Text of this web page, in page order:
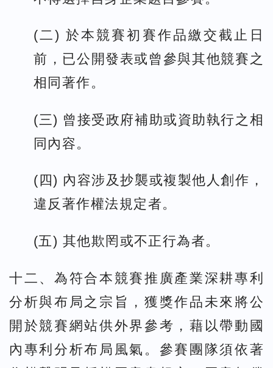
(二) 於本競賽初賽作品繳交截止日
前，已公開發表或曾參與其他競賽之
相同著作。
(三) 曾接受政府補助或資助執行之相
同內容。
(四) 內容涉及抄襲或複製他人創作，
違反著作權法規定者。
(五) 其他欺罔或不正行為者。
十二、為符合本競賽推廣產業深耕專利
分析與布局之宗旨，獲獎作品未來將公
開於競賽網站供外界參考，藉以帶動國
內專利分析布局風氣。參賽團隊須依著